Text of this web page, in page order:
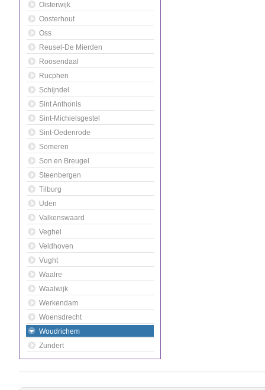
Oisterwijk
Oosterhout
Oss
Reusel-De Mierden
Roosendaal
Rucphen
Schijndel
Sint Anthonis
Sint-Michielsgestel
Sint-Oedenrode
Someren
Son en Breugel
Steenbergen
Tilburg
Uden
Valkenswaard
Veghel
Veldhoven
Vught
Waalre
Waalwijk
Werkendam
Woensdrecht
Woudrichem
Zundert